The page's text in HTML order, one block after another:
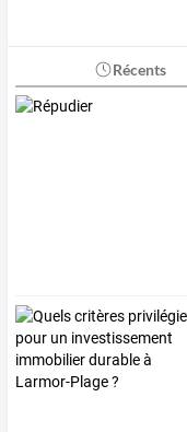
Récents